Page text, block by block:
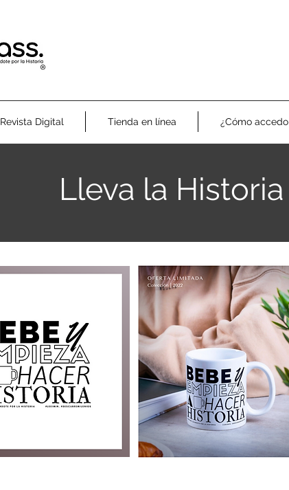
Revista Digital Tienda en línea ¿Cómo
Lleva la